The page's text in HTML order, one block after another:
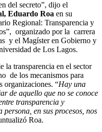
del secreto”, dijo el
Eduardo Roa en su
Regional: Transparencia y
organizado por la carrera
y el Magíster en Gobierno y
de Los Lagos.
la transparencia en el sector
de los mecanismos para
organizaciones. “Hay una
de aquello que no se conoce
transparencia y
en sus procesos, nos
Roa.